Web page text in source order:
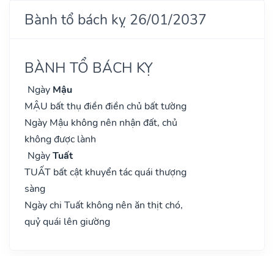
Bành tổ bách kỵ 26/01/2037
BÀNH TỔ BÁCH KỴ
Ngày Mậu
MẬU bất thụ điền điền chủ bất tường
Ngày Mậu không nên nhận đất, chủ
không được lành
NgàyTuất
TUẤT bất cật khuyển tác quái thượng
sàng
Ngày chi Tuất không nên ăn thịt chó,
quỷ quái lên giường